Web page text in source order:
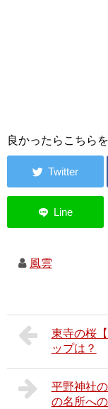
良かったらこちらを
風雲
東寺の桜
ップは？
平野神社
の名所へ